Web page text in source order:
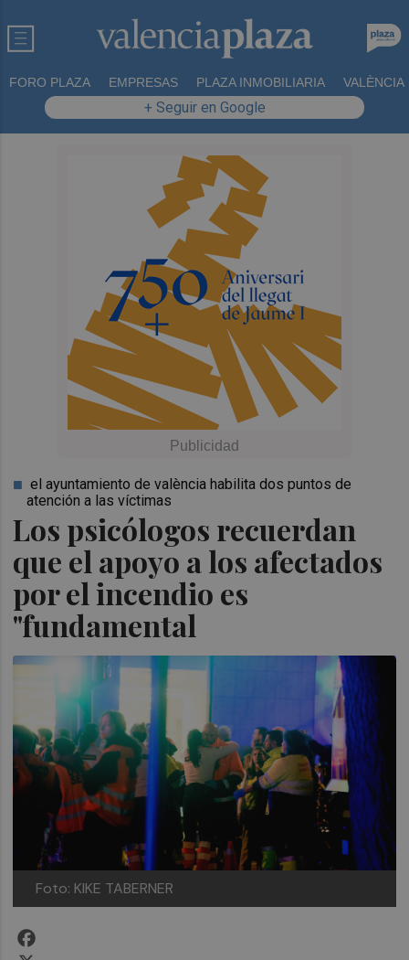
FORO PLAZA EMPRESAS PLAZA INMOBILIARIA VALÈNCIA
+ Seguir en Google
Los psicólogos recuerdan
que el apoyo a los afectados
por el incendio es
"fundamental
el ayuntamiento de valència habilita dos puntos de
atención a las víctimas
Foto: KIKE TABERNER